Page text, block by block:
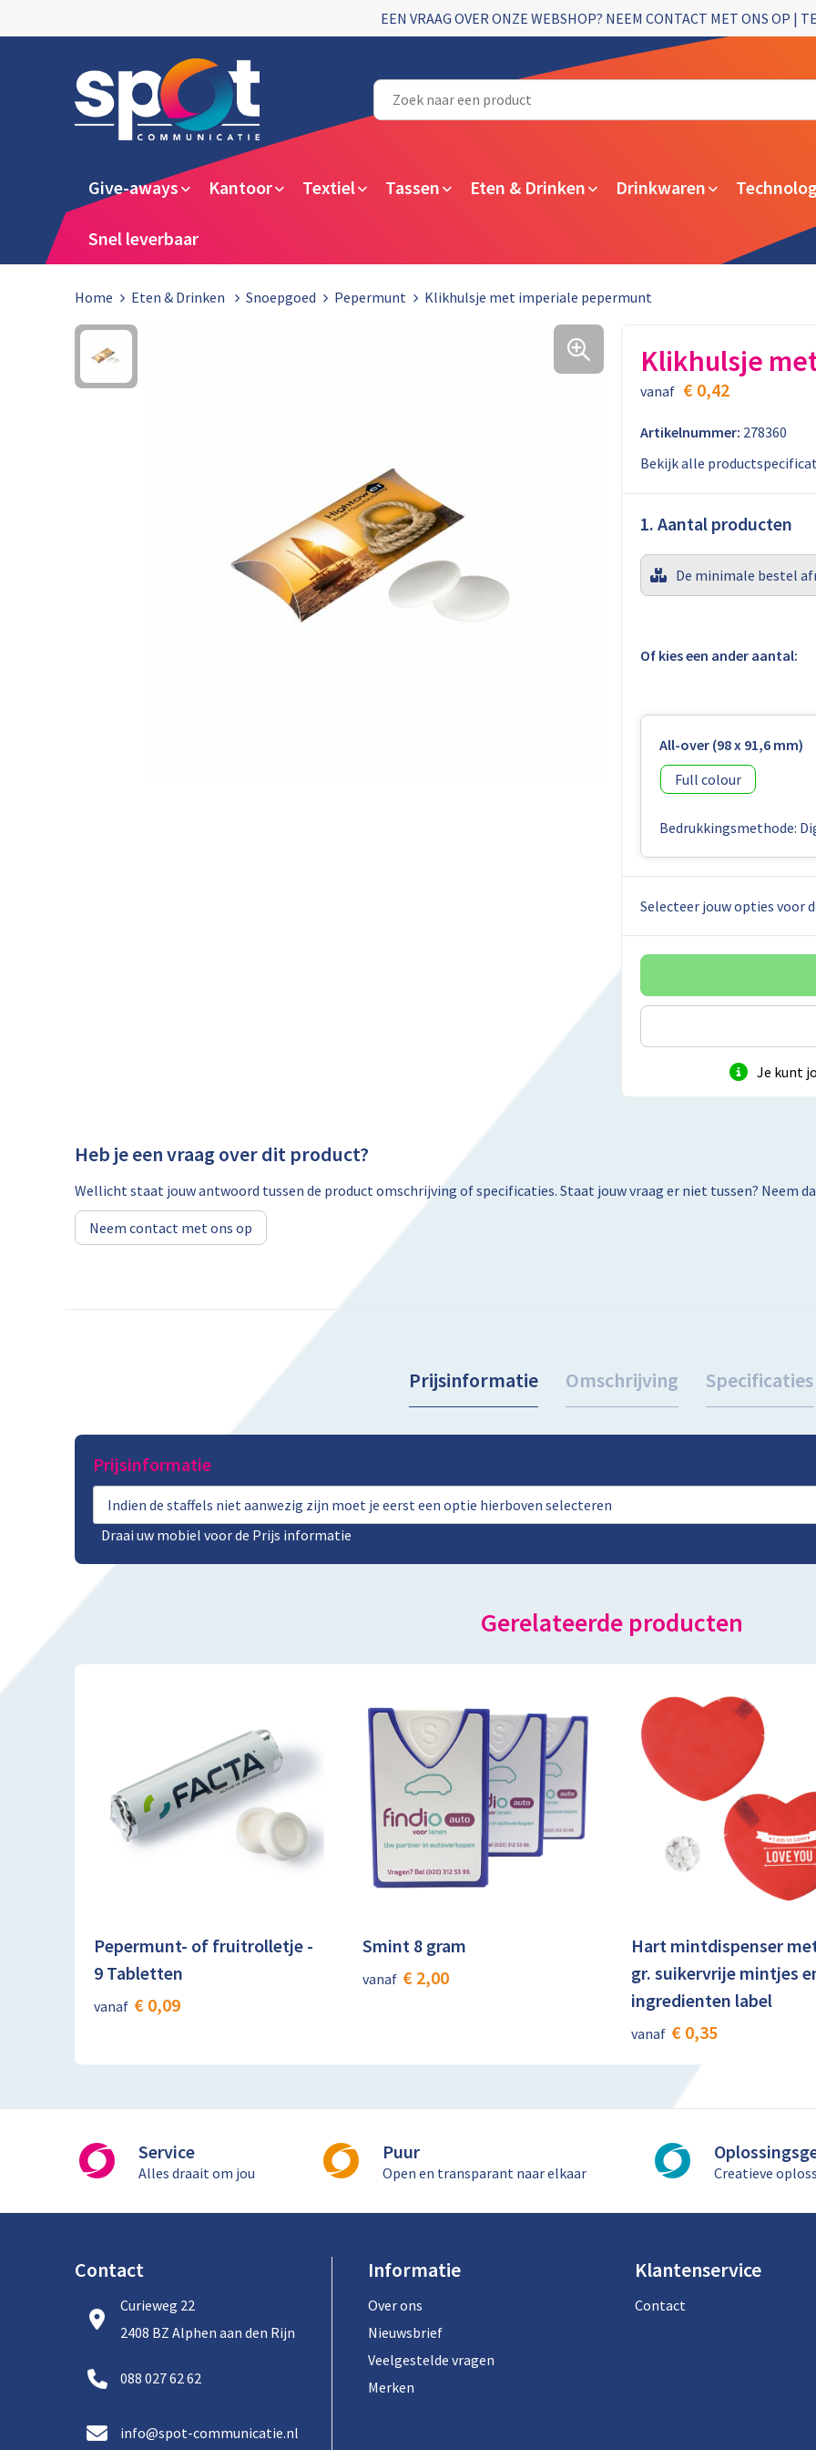
EEN VRAAG OVER ONZE WEBSHOP? NEEM CONTACT MET ONS OP |
Give-aways Kantoor Textiel Tassen Eten & Drinken Drinkwaren
Snel leverbaar
Home Eten & Drinken Snoepgoed Pepermunt Klikhulsje met imperiale pepermunt
Klikhulsje
vanaf € 0,42
Artikelnummer: 278360
Bekijk alle
1. Aantal producten
De minimale bestel
Of kies een ander aantal:
All-over (98 x 91,6 mm)
Full colour
Bedrukkingsmethode:
Selecteer jouw opties voor
Je kunt
Heb je een vraag over dit product?
Wellicht staat jouw antwoord tussen de product omschrijving of specificaties. Staat jouw vraag er niet tussen? Neem
Neem contact met ons op
Prijsinformatie Omschrijving Specificaties
Prijsinformatie
Indien de staffels niet aanwezig zijn moet je eerst een optie hierboven selecteren
Draai uw mobiel voor de Prijs informatie
Gerelateerde producten
Pepermunt- of fruitrolletje -
9 Tabletten
vanaf € 0,09
Smint 8 gram
vanaf € 2,00
Hart mintdispenser
gr. suikervrije mintjes
ingredienten label
vanaf € 0,35
Service
Alles draait om jou
Puur
Open en transparant naar elkaar Creatieve
Contact
Curieweg 22
2408 BZ Alphen aan den Rijn
088 027 62 62
info@spot-communicatie.nl
Informatie
Over ons
Nieuwsbrief
Veelgestelde vragen
Merken
Klantenservice
Contact